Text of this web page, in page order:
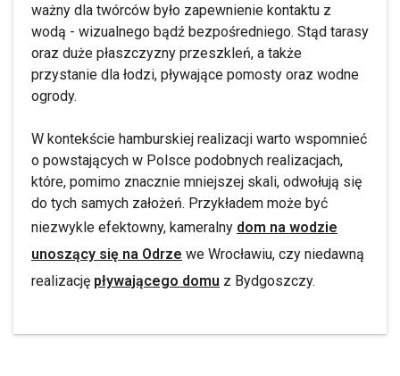
ważny dla twórców było zapewnienie kontaktu z
wodą - wizualnego bądź bezpośredniego. Stąd tarasy
oraz duże płaszczyzny przeszkleń, a także
przystanie dla łodzi, pływające pomosty oraz wodne
ogrody.
W kontekście hamburskiej realizacji warto wspomnieć
o powstających w Polsce podobnych realizacjach,
które, pomimo znacznie mniejszej skali, odwołują się
do tych samych założeń. Przykładem może być
niezwykle efektowny, kameralny dom na wodzie
unoszący się na Odrze we Wrocławiu, czy niedawną
realizację pływającego domu z Bydgoszczy.